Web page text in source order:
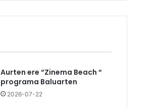
Aurten ere “Zinema Beach “
programa Baluarten
2026-07-22